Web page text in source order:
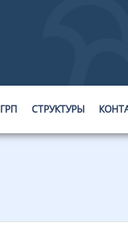
ГРП СТРУКТУРЫ